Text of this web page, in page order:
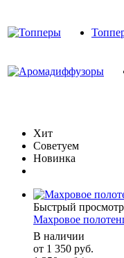
Хит
Советуем
Новинка
Быстрый просмотр
Махровое
В наличии
от 1 350 руб.